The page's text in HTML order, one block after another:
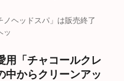
ノヘッドスパ」は販売終了
ッ
用「チャコールクレ
中からクリーンアッ